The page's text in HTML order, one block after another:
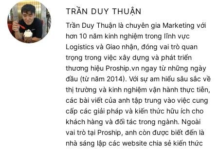
TRẦN DUY THUẬN
Trần Duy Thuận là chuyên gia Marketing với
hơn 10 năm kinh nghiệm trong lĩnh vực
Logistics và Giao nhận, đóng vai trò quan
trọng trong việc xây dựng và phát triển
thương hiệu Proship.vn ngay từ những ngày
đầu (từ năm 2014). Với sự am hiểu sâu sắc về
thị trường và kinh nghiệm vận hành thực tiễn,
các bài viết của anh tập trung vào việc cung
cấp các giải pháp và kiến thức hữu ích cho
khách hàng và đối tác trong ngành. Ngoài
vai trò tại Proship, anh còn được biết đến là
nhà sáng lập các website chia sẻ kiến thức